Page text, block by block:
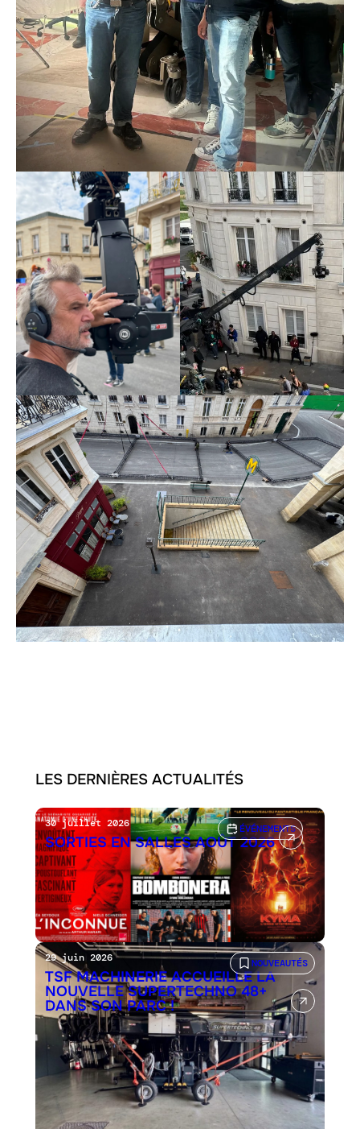
LES DERNIÈRES ACTUALITÉS
ÉVÉNEMENTS
30 juillet 2026
SORTIES EN SALLES AOÛT 2026
NOUVEAUTÉS
29 juin 2026
TSF MACHINERIE ACCUEILLE LA
NOUVELLE SUPERTECHNO 48+
DANS SON PARC !